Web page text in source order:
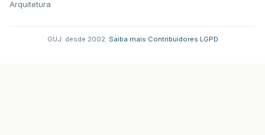
Arquitetura
GUJ: desde 2002. Saiba mais Contribuidores LGPD